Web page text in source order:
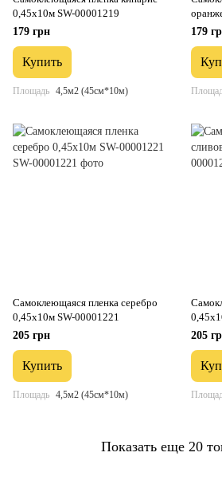
0,45х10м SW-00001219
179 грн
Купить
Площадь 4,5м2 (45см*10м)
179
Самоклеющаяся пленка серебро
0,45х10м SW-00001221
205 грн
Купить
Площадь 4,5м2 (45см*10м)
205
Показать еще 20